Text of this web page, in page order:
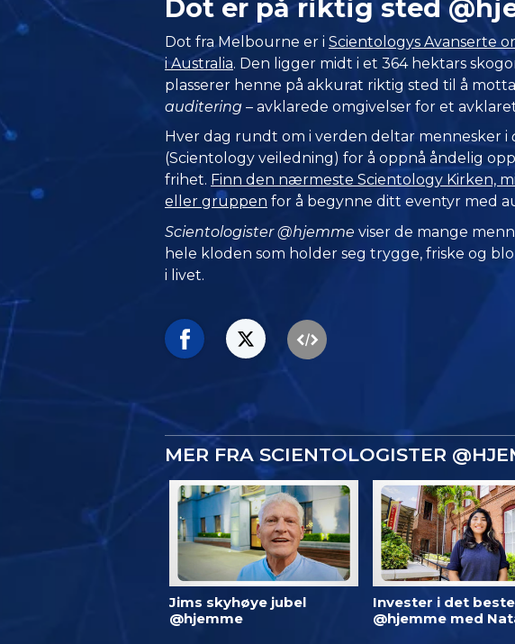
Dot er på riktig sted
Dot fra Melbourne er iScientologys Avanserte
i Australia. Den ligger midt i et 364 hektars
plasserer henne på akkurat riktig sted til å
auditering – avklarede omgivelser for et
Hver dag rundt om i verden deltar mennesker i
(Scientology veiledning) for å oppnå åndelig
frihet. Finn den nærmeste Scientology Kirken,
eller gruppen for å begynne ditt eventyr med
Scientologister @hjemme viser de mange
hele kloden som holder seg trygge, friske og
i livet.
MER FRA SCIENTOLOGISTER
Jims skyhøye jubel
@hjemme
Invester i det beste
@hjemme med